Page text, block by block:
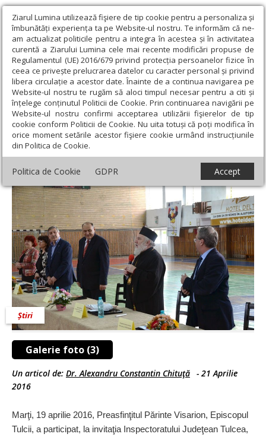
Ziarul Lumina utilizează fişiere de tip cookie pentru a personaliza și
îmbunătăți experiența ta pe Website-ul nostru. Te informăm că ne-
am actualizat politicile pentru a integra în acestea și în activitatea
curentă a Ziarului Lumina cele mai recente modificări propuse de
Regulamentul (UE) 2016/679 privind protecția persoanelor fizice în
ceea ce privește prelucrarea datelor cu caracter personal și privind
libera circulație a acestor date. Înainte de a continua navigarea pe
Website-ul nostru te rugăm să aloci timpul necesar pentru a citi și
înțelege conținutul Politicii de Cookie. Prin continuarea navigării pe
Website-ul nostru confirmi acceptarea utilizării fişierelor de tip
cookie conform Politicii de Cookie. Nu uita totuși că poți modifica în
orice moment setările acestor fişiere cookie urmând instrucțiunile
din Politica de Cookie.
Politica de Cookie GDPR Accept
Ziarul Lumina › Actualitate religioasă › Știri › Olimpiada
Naţională de Ştiinţe Socio-Umane s-a deschis la Tulcea
Olimpiada Naţională de Ştiinţe Socio-
Umane s-a deschis la Tulcea
Galerie foto (3)
Știri
Un articol de: Dr. Alexandru Constantin Chituţă - 21 Aprilie
2016
Marţi, 19 aprilie 2016, Prea­sfinţitul Părinte Visarion, Episcopul
Tulcii, a participat, la invitaţia Inspectoratului Judeţean Tulcea,